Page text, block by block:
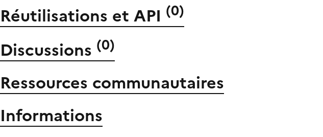
Réutilisations et API (0)
Discussions (0)
Ressources communautaires
Informations